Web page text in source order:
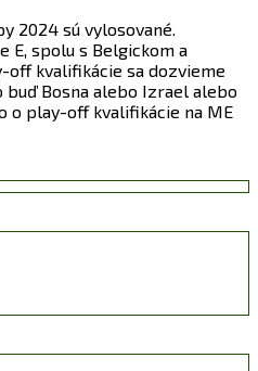
2024 sú vylosované.
E, spolu s Belgickom a
off kvalifikácie sa dozvieme
Bosna alebo Izrael alebo
o play-off kvalifikácie na ME